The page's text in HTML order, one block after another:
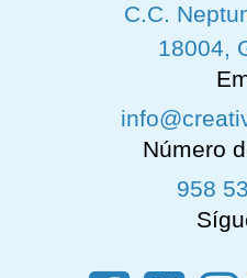
C.C.
18004,
Número
958